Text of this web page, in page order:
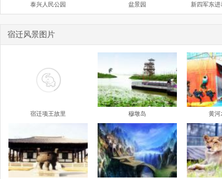
泰兴人民公园 盆景园 新四军东
宿迁风景图片
宿迁项王故里 穆墩岛 黄河